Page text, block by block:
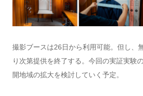
撮影ブースは26日から利用可能。但し、
り次第提供を終了する。今回の実証実験
開地域の拡大を検討していく予定。